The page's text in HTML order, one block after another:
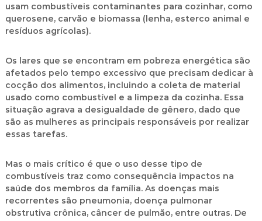
usam combustíveis contaminantes para cozinhar, como
querosene, carvão e biomassa (lenha, esterco animal e
resíduos agrícolas).
Os lares que se encontram em pobreza energética são
afetados pelo tempo excessivo que precisam dedicar à
cocção dos alimentos, incluindo a coleta de material
usado como combustível e a limpeza da cozinha. Essa
situação agrava a desigualdade de gênero, dado que
são as mulheres as principais responsáveis por realizar
essas tarefas.
Mas o mais crítico é que o uso desse tipo de
combustíveis traz como consequência impactos na
saúde dos membros da família. As doenças mais
recorrentes são pneumonia, doença pulmonar
obstrutiva crônica, câncer de pulmão, entre outras. De